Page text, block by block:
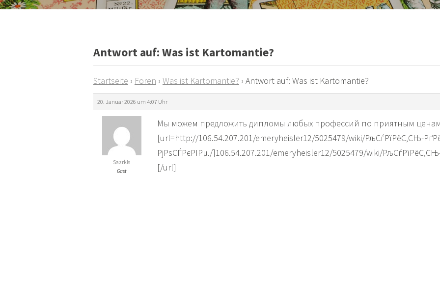
Antwort auf: Was ist Kartomantie?
Startseite › Foren › Was ist Kartomantie? › Antwort auf: Was ist Kartomantie?
20. Januar 2026 um 4:07 Uhr
Sazrkis
Gast
Мы можем предложить дипломы любых профессий по приятным
[url=http://106.54.207.201/emeryheisler12/5025479/wiki/РљСѓРїРёС‚СЊ-
РјРѕСЃРєРІРµ./]106.54.207.201/emeryheisler12/5025479/wiki/РљСѓРїРёС‚СЊ-
[/url]